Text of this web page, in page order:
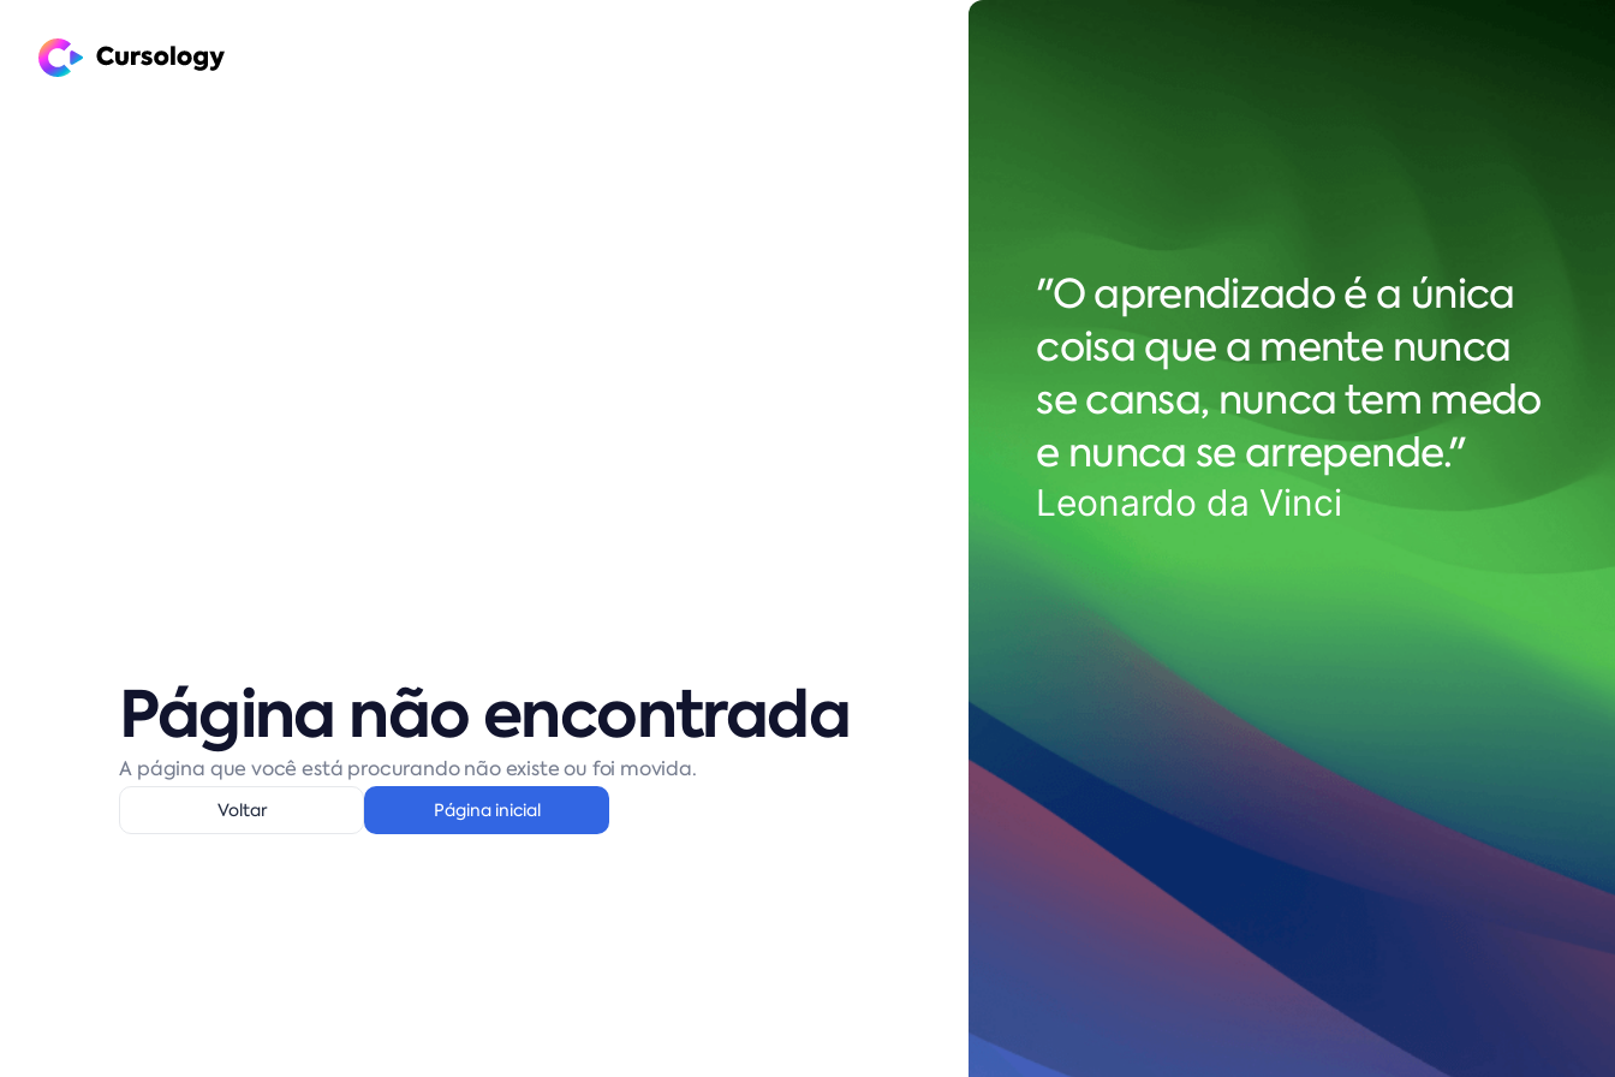
Página não encontrada
A página que você está procurando não existe ou foi movida.
Voltar Página inicial